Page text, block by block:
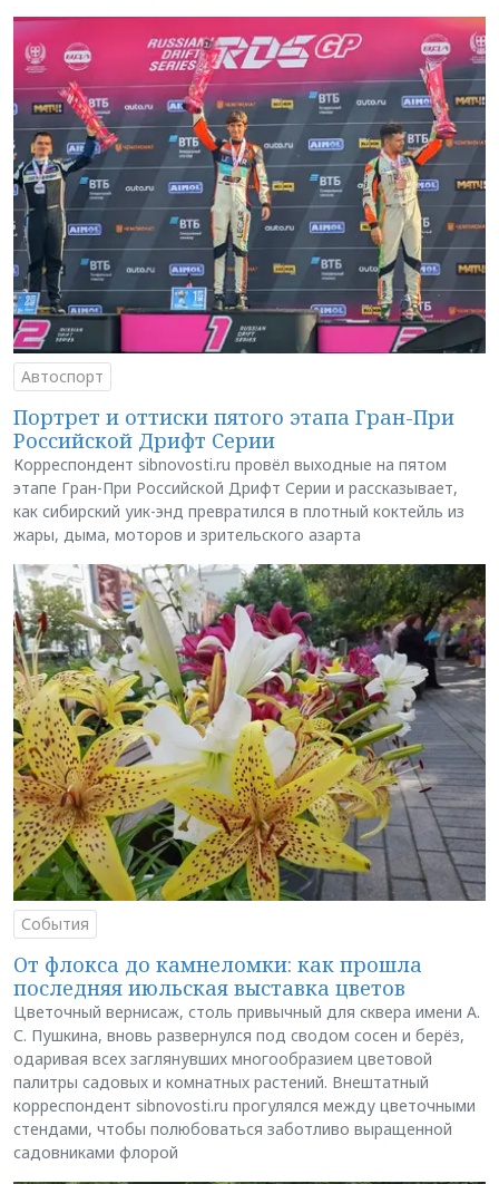
Автоспорт
Портрет и оттиски пятого этапа Гран-При
Российской Дрифт Серии
Корреспондент sibnovosti.ru провёл выходные на пятом
этапе Гран-При Российской Дрифт Серии и рассказывает,
как сибирский уик-энд превратился в плотный коктейль из
жары, дыма, моторов и зрительского азарта
События
От флокса до камнеломки: как прошла
последняя июльская выставка цветов
Цветочный вернисаж, столь привычный для сквера имени А.
С. Пушкина, вновь развернулся под сводом сосен и берёз,
одаривая всех заглянувших многообразием цветовой
палитры садовых и комнатных растений. Внештатный
корреспондент sibnovosti.ru прогулялся между цветочными
стендами, чтобы полюбоваться заботливо выращенной
садовниками флорой